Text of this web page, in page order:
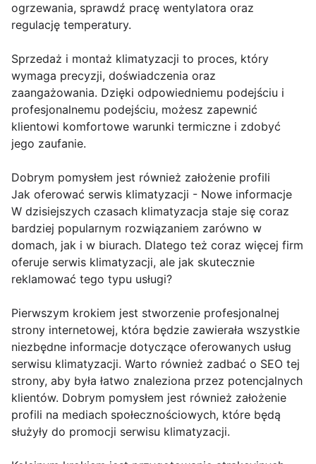
ogrzewania, sprawdź pracę wentylatora oraz
regulację temperatury.
Sprzedaż i montaż klimatyzacji to proces, który
wymaga precyzji, doświadczenia oraz
zaangażowania. Dzięki odpowiedniemu podejściu i
profesjonalnemu podejściu, możesz zapewnić
klientowi komfortowe warunki termiczne i zdobyć
jego zaufanie.
Dobrym pomysłem jest również założenie profili
Jak oferować serwis klimatyzacji - Nowe informacje
W dzisiejszych czasach klimatyzacja staje się coraz
bardziej popularnym rozwiązaniem zarówno w
domach, jak i w biurach. Dlatego też coraz więcej firm
oferuje serwis klimatyzacji, ale jak skutecznie
reklamować tego typu usługi?
Pierwszym krokiem jest stworzenie profesjonalnej
strony internetowej, która będzie zawierała wszystkie
niezbędne informacje dotyczące oferowanych usług
serwisu klimatyzacji. Warto również zadbać o SEO tej
strony, aby była łatwo znaleziona przez potencjalnych
klientów. Dobrym pomysłem jest również założenie
profili na mediach społecznościowych, które będą
służyły do promocji serwisu klimatyzacji.